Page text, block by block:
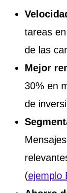
tareas
de las
Mejor
30% en
de
(ejemplo